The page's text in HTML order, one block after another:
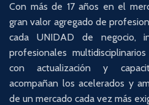
Con más de 17 años en el
gran valor agregado de
cada UNIDAD de negocio,
profesionales
con actualización y
acompañan los acelerados y
de un mercado cada vez más